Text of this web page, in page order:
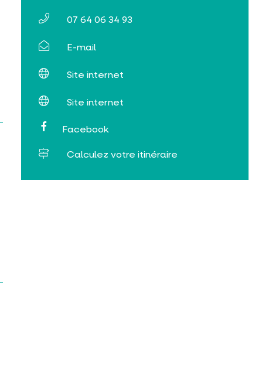
07 64 06 34 93
E-mail
Site internet
Site internet
Facebook
Calculez votre itinéraire